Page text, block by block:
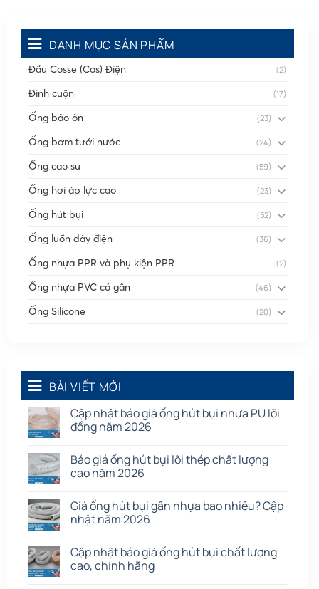
DANH MỤC SẢN PHẨM
Đầu Cosse (Cos) Điện (2)
Đinh cuộn (17)
Ống bảo ôn (23)
Ống bơm tưới nước (24)
Ống cao su (59)
Ống hơi áp lực cao (23)
Ống hút bụi (52)
Ống luồn dây điện (36)
Ống nhựa PPR và phụ kiện PPR (2)
Ống nhựa PVC có gân (46)
Ống Silicone (20)
Quạt dân dụng
Tấm cao su (7)
BÀI VIẾT MỚI
Cập nhật báo giá ống hút bụi nhựa PU lõi
đồng năm 2026
Báo giá ống hút bụi lõi thép chất lượng
cao năm 2026
Giá ống hút bụi gân nhựa bao nhiêu? Cập
nhật năm 2026
Cập nhật báo giá ống hút bụi chất lượng
cao, chính hãng